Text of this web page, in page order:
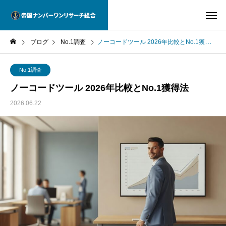
ブログ No.1調査 ノーコードツール 2026年比較とNo.1獲得法
No.1調査
ノーコードツール 2026年比較とNo.1獲得法
2026.06.22